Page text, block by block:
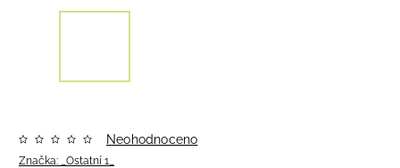
Značka: _Ostatní 1_
Neohodnoceno